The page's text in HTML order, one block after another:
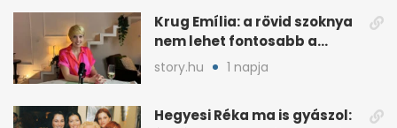
Krug Emília: a rövid szoknya
nem lehet fontosabb a
kérdéseimnél
story.hu 1 napja
Hegyesi Réka ma is gyászol: